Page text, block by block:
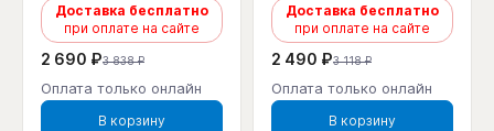
Доставка бесплатно
при оплате на сайте
2 690 ₽3 838 ₽
Оплата только онлайн
В корзину
Доставка бесплатно
при оплате на сайте
2 490 ₽3 118 ₽
Оплата только онлайн
В корзину